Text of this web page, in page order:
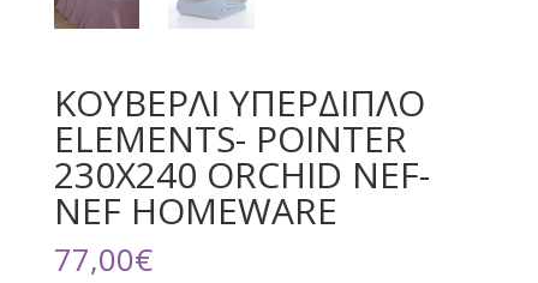
ΚΟΥΒΕΡΛΙ ΥΠΕΡΔΙΠΛΟ
ELEMENTS- POINTER
230X240 ORCHID NEF-
NEF HOMEWARE
77,00€